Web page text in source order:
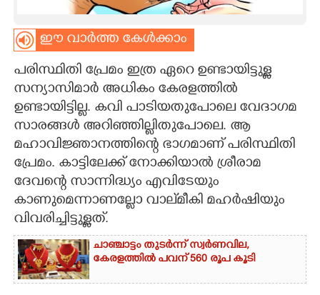
ASTRO
CARTOONS
LITERATURE
CONTACT US
ഈ വാർത്ത കേൾക്കാം
പരിസ്ഥിതി പ്രേമം ഇത്ര ഏറെ ഉണ്ടായിട്ടുള്ള
സന്യാസിമാർ അധികം കേരളത്തിൽ
ഉണ്ടായിട്ടില്ല. കവി പാടിയതുപോലെ വേദാഗമ
സാരങ്ങൾ അറിഞ്ഞില്ലിതുപോലെ. ആ
മഹാവിജ്ഞാനത്തിന്റെ ഭാഗമാണ് പരിസ്ഥിതി
പ്രേമം. കാട്ടിലേക്ക് നോക്കിയാൽ ശ്രീരാമ
ദേവന്റെ സാന്നിദ്ധ്യം എവിടേയും
കാണുമെന്നാണല്ലോ വാല്‌മീകി മഹർഷിയും
വിവരിച്ചിട്ടുള്ളത്.
ചാഞ്ചാട്ടം തുടർന്ന് സ്വർണവില,
കേരളത്തിൽ പവന് 560 രൂപ കൂടി